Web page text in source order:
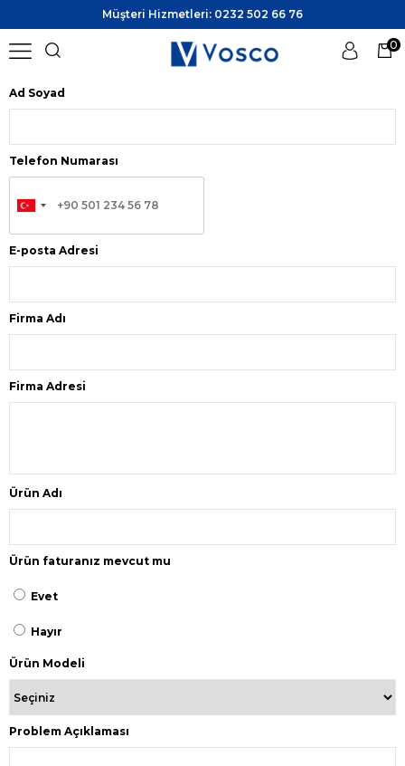
Müşteri Hizmetleri: 0232 502 66 76
0
Teknik Servis
Ad Soyad
Telefon Numarası
E-posta Adresi
Firma Adı
Firma Adresi
Ürün Adı
Ürün faturanız mevcut mu
Evet
Hayır
Ürün Modeli
Problem Açıklaması